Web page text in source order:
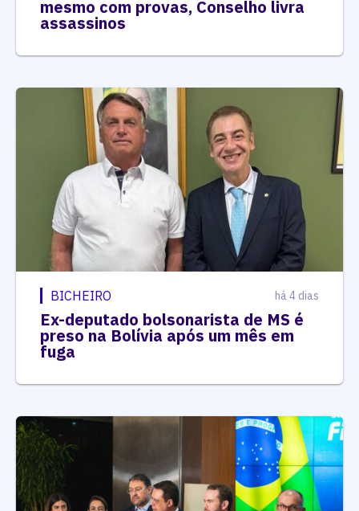
mesmo com provas, Conselho livra
assassinos
BICHEIRO há 4 dias
Ex-deputado bolsonarista de MS é
preso na Bolívia após um mês em
fuga